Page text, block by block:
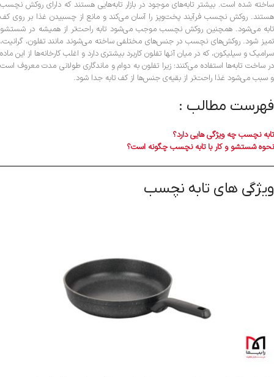
ساخته شده است. بیشتر تابه‌های موجود در بازار تابه‌هایی هستند که دارای روکش نچسب
هستند. روکش نچسب فرآیند پخت‌و‌پز را آسان می‌کند و مانع از چسبیدن غذا بر روی کف
تابه می‌شود. همچنین روکش نچسب موجب می‌شود تابه راحت‌تر از همیشه در شستشو
تمیز شود. روکش‌های نچسب در جنس‌های مختلفی ساخته می‌شوند مانند تفلون، گرانیت،
سرامیک و سیلیکون، که در میان آنها تفلون کاربرد بیشتری دارد و اغلب کارخانه‌ها از این ماده
در ساخت تابه‌ها استفاده می‌کنند؛ زیرا تفلون به دوام و ماندگاری طولانی مدت معروف است
و سبب می‌شود غذا راحت‌تر از بقیه‌ی جنس‌ها از کف تابه جدا شود.
فهرست مطالب :
تابه نچسب چه ویژگی هایی دارد؟
نحوه شستشو و کار با تابه نچسب چگونه است؟
ویژگی های تابه نچسب